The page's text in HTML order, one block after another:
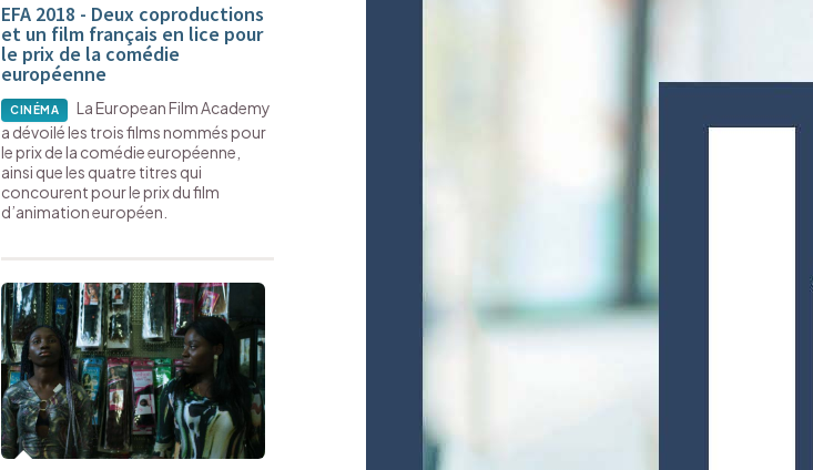
EFA 2018 - Deux coproductions
et un film français en lice pour
le prix de la comédie
européenne
CINÉMA
La European Film Academy
a dévoilé les trois films nommés pour
le prix de la comédie européenne,
ainsi que les quatre titres qui
concourent pour le prix du film
d’animation européen.